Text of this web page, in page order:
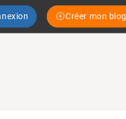
Créer mon blog